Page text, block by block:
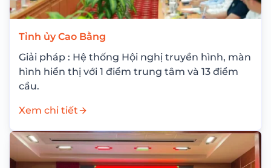
Tỉnh ủy Cao Bằng
Giải pháp : Hệ thống Hội nghị truyền hình, màn
hình hiển thị với 1 điểm trung tâm và 13 điểm
cầu.
Xem chi tiết